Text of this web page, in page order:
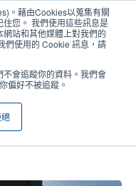
。藉由Cookies以蒐集有關
您。 我們使用這些訊息是
站和其他媒體上對我們的
們使用的 Cookie 訊息，請
會追蹤你的資料。我們會
偏好不被追蹤。
User
menu
User
輕鬆應對較難